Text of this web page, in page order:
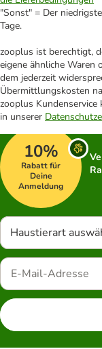
"Sonst" = Der
Tage.
zooplus ist berechtigt,
eigene ähnliche Waren
dem jederzeit
Übermittlungskosten
zooplus
in unserer
10%
Rabatt für
Deine
Anmeldung
Haustierart